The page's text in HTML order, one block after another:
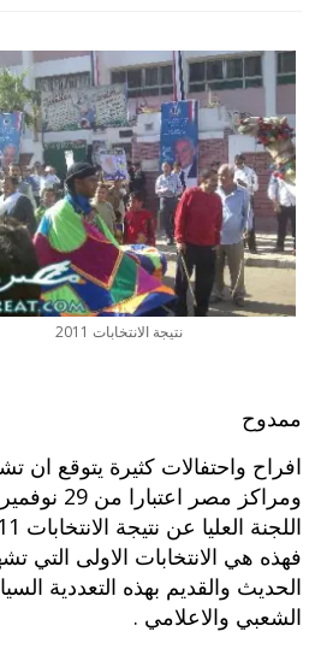
نتيجة الانتخابات 2011
ممدوح
افراح واحتفالات كثيرة يتوقع ان
ومراكز مصر
اللجنة العليا عن نتيجة الانتخابات 2011
فهذه هي الانتخابات الاولى التي
الحديث والقديم بهذه التعددية
الشعبي والاعلامي .